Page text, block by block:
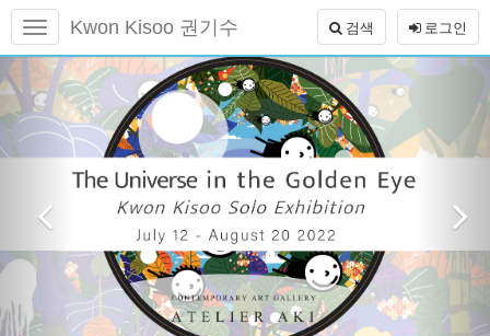
본
문
로
가
메
토
글
하
로그인
검색
Kwon Kisoo 권기수
이
전
1